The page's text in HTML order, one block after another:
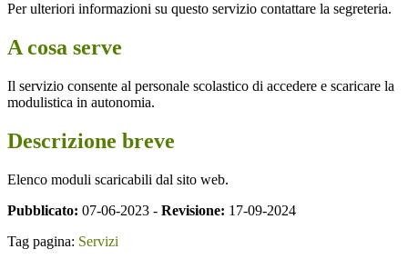
Per ulteriori informazioni su questo servizio contattare la segreteria.
A cosa serve
Il servizio consente al personale scolastico di accedere e scaricare la
modulistica in autonomia.
Descrizione breve
Elenco moduli scaricabili dal sito web.
Pubblicato: 07-06-2023 - Revisione: 17-09-2024
Tag pagina: Servizi